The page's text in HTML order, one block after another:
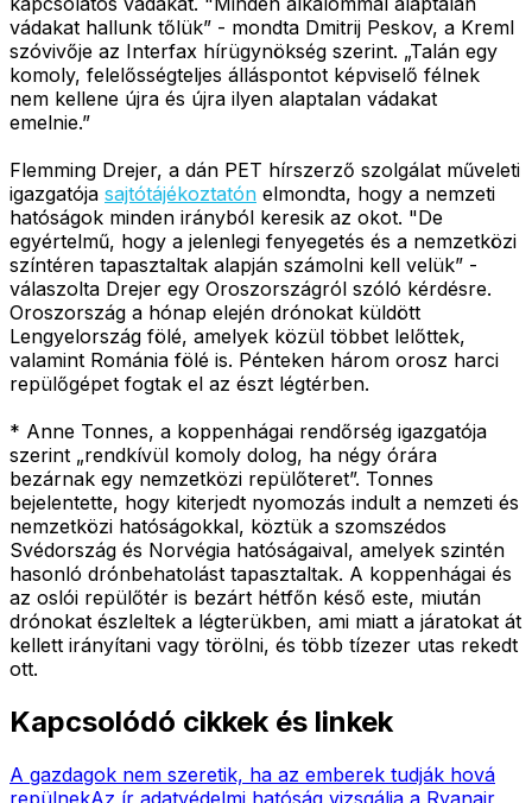
vádakat hallunk tőlük” - mondta Dmitrij Peskov, a Kreml
szóvivője az Interfax hírügynökség szerint. „Talán egy
komoly, felelősségteljes álláspontot képviselő félnek
nem kellene újra és újra ilyen alaptalan vádakat
emelnie.”
Flemming Drejer, a dán PET hírszerző szolgálat műveleti
igazgatója sajtótájékoztatón elmondta, hogy a nemzeti
hatóságok minden irányból keresik az okot. "De
egyértelmű, hogy a jelenlegi fenyegetés és a nemzetközi
színtéren tapasztaltak alapján számolni kell velük” -
válaszolta Drejer egy Oroszországról szóló kérdésre.
Oroszország a hónap elején drónokat küldött
Lengyelország fölé, amelyek közül többet lelőttek,
valamint Románia fölé is. Pénteken három orosz harci
repülőgépet fogtak el az észt légtérben.
* Anne Tonnes, a koppenhágai rendőrség igazgatója
szerint „rendkívül komoly dolog, ha négy órára
bezárnak egy nemzetközi repülőteret”. Tonnes
bejelentette, hogy kiterjedt nyomozás indult a nemzeti és
nemzetközi hatóságokkal, köztük a szomszédos
Svédország és Norvégia hatóságaival, amelyek szintén
hasonló drónbehatolást tapasztaltak. A koppenhágai és
az oslói repülőtér is bezárt hétfőn késő este, miután
drónokat észleltek a légterükben, ami miatt a járatokat át
kellett irányítani vagy törölni, és több tízezer utas rekedt
ott.
Kapcsolódó cikkek és linkek
A gazdagok nem szeretik, ha az emberek tudják hová
repülnekAz ír adatvédelmi hatóság vizsgálja a Ryanair